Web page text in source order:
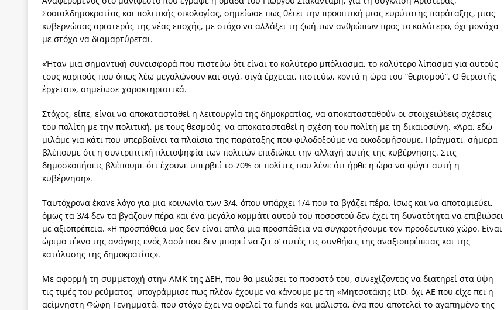
Σοσιαλδημοκρατίας και πολιτικής οικολογίας, σημείωσε πως θέτει την προοπτική μιας ευρύτατης παράταξης, μιας
κυβερνώσας αριστεράς της νέας εποχής, με στόχο να αλλάξει τη ζωή των ανθρώπων προς το καλύτερο, όχι μονάχα
με στόχο να διαμαρτύρεται.
«Ήταν μια σημαντική συνεισφορά που πιστεύω ότι είναι το καλύτερο μπόλιασμα, το καλύτερο λίπασμα για αυτούς
τους καρπούς που όπως λέω μεγαλώνουν και σιγά, σιγά έρχεται, πιστεύω, κοντά η ώρα του “θερισμού”. Ο θεριστής
έρχεται», σημείωσε χαρακτηριστικά.
Στόχος, είπε, είναι να αποκατασταθεί η λειτουργία της δημοκρατίας, να αποκατασταθούν οι στοιχειώδεις σχέσεις
του πολίτη με την πολιτική, με τους θεσμούς, να αποκατασταθεί η σχέση του πολίτη με τη δικαιοσύνη. «Άρα, εδώ
μιλάμε για κάτι που υπερβαίνει τα πλαίσια της παράταξης που φιλοδοξούμε να οικοδομήσουμε. Πράγματι, σήμερα
βλέπουμε ότι η συντριπτική πλειοψηφία των πολιτών επιδιώκει την αλλαγή αυτής της κυβέρνησης. Στις
δημοσκοπήσεις βλέπουμε ότι έχουνε υπερβεί το 70% οι πολίτες που λένε ότι ήρθε η ώρα να φύγει αυτή η
κυβέρνηση».
Ταυτόχρονα έκανε λόγο για μια κοινωνία των 3/4, όπου υπάρχει 1/4 που τα βγάζει πέρα, ίσως και να αποταμιεύει,
όμως τα 3/4 δεν τα βγάζουν πέρα και ένα μεγάλο κομμάτι αυτού του ποσοστού δεν έχει τη δυνατότητα να επιβιώσει
με αξιοπρέπεια. «Η προσπάθειά μας δεν είναι απλά μια προσπάθεια να συγκροτήσουμε τον προοδευτικό χώρο. Είναι
ώριμο τέκνο της ανάγκης ενός λαού που δεν μπορεί να ζει σ’ αυτές τις συνθήκες της αναξιοπρέπειας και της
κατάλυσης της δημοκρατίας».
Με αφορμή τη συμμετοχή στην ΑΜΚ της ΔΕΗ, που θα μειώσει το ποσοστό του, συνεχίζοντας να διατηρεί στα ύψη
τις τιμές του ρεύματος, υπογράμμισε πως πλέον έχουμε να κάνουμε με τη «Μητσοτάκης LtD, όχι ΑΕ που είχε πει η
αείμνηστη Φώφη Γενημματά, που στόχο έχει να οφελεί τα funds και μάλιστα, ένα που αποτελεί το αγαπημένο της